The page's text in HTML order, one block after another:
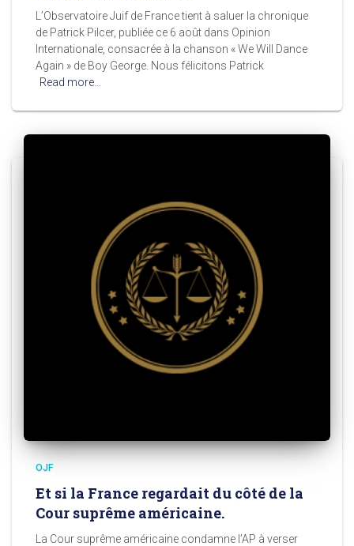
L’Observatoire Juif de France tient à saluer la chronique
de Patrick Pilcer, publiée ce 6 août dans Opinion
Internationale, consacrée à la chanson « We Will Dance
Again » de Boy George. Nous félicitons Patrick
Read more…
OJF
Et si la France regardait du côté de la
Cour suprême américaine.
La Cour suprême américaine condamne l’AP à verser